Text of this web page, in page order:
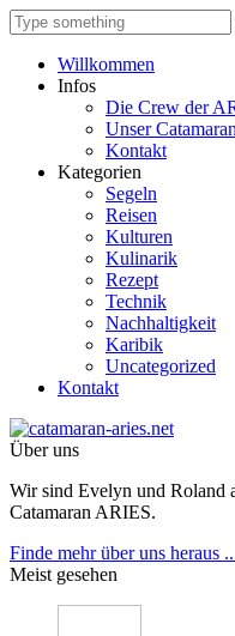
Willkommen
Infos
Die Crew der
Unser
Kontakt
Kategorien
Segeln
Reisen
Kulturen
Kulinarik
Rezept
Technik
Nachhaltigkeit
Karibik
Uncategorized
Kontakt
Über uns
Wir sind Evelyn und Roland
Catamaran ARIES.
Finde mehr über uns heraus
Meist gesehen